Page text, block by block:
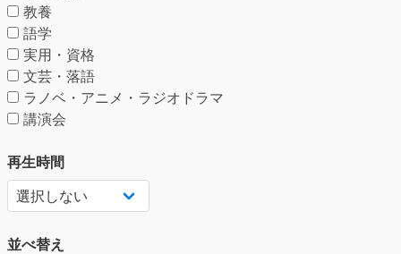
教養
語学
実用・資格
文芸・落語
ラノベ・アニメ・ラジオドラマ
講演会
再生時間
並べ替え